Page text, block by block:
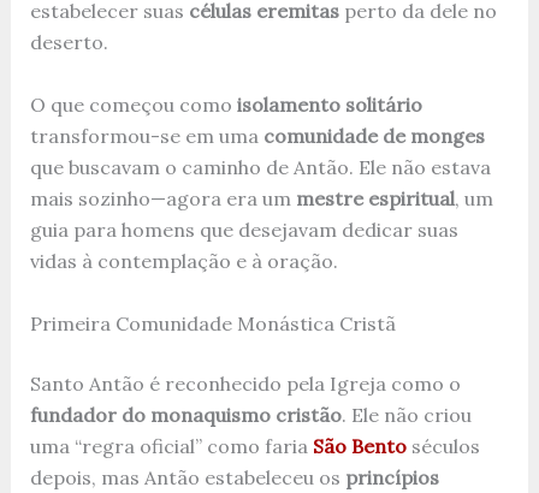
estabelecer suas células eremitasperto da dele no
deserto.
O que começou como isolamento solitário
transformou-se em uma comunidade de monges
que buscavam o caminho de Antão. Ele não estava
mais sozinho—agora era um mestre espiritual, um
guia para homens que desejavam dedicar suas
vidas à contemplação e à oração.
Primeira Comunidade Monástica Cristã
Santo Antão é reconhecido pela Igreja como o
fundador do monaquismo cristão. Ele não criou
uma “regra oficial” como faria São Bentoséculos
depois, mas Antão estabeleceu os princípios